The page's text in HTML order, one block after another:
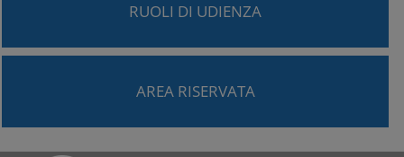
RUOLI DI UDIENZA
AREA RISERVATA